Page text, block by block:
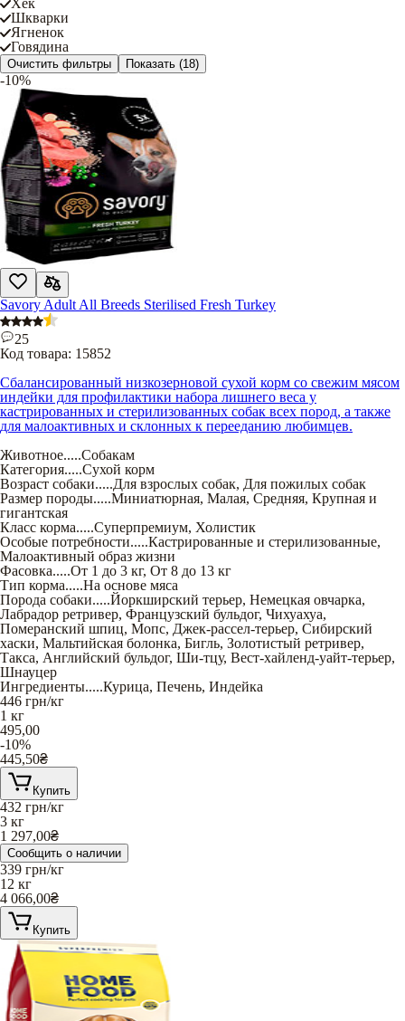
Шкварки
Ягненок
Говядина
Очистить фильтры Показать (18)
-10%
Savory Adult All Breeds Sterilised Fresh Turkey
25
Код товара: 15852
Сбалансированный низкозерновой сухой корм со свежим мясом
индейки для профилактики набора лишнего веса у
кастрированных и стерилизованных собак всех пород, а также
для малоактивных и склонных к перееданию любимцев.
Животное.....Собакам
Категория.....Сухой корм
Возраст собаки.....Для взрослых собак, Для пожилых собак
Размер породы.....Миниатюрная, Малая, Средняя, Крупная и
гигантская
Класс корма.....Суперпремиум, Холистик
Особые потребности.....Кастрированные и стерилизованные,
Малоактивный образ жизни
Фасовка.....От 1 до 3 кг, От 8 до 13 кг
Тип корма.....На основе мяса
Порода собаки.....Йоркширский терьер, Немецкая овчарка,
Лабрадор ретривер, Французский бульдог, Чихуахуа,
Померанский шпиц, Мопс, Джек-рассел-терьер, Сибирский
хаски, Мальтийская болонка, Бигль, Золотистый ретривер,
Такса, Английский бульдог, Ши-тцу, Вест-хайленд-уайт-терьер,
Шнауцер
Ингредиенты.....Курица, Печень, Индейка
446 грн/кг
1 кг
495,00
-10%
445,50₴
Купить
432 грн/кг
3 кг
1 297,00₴
Сообщить о наличии
339 грн/кг
12 кг
4 066,00₴
Купить